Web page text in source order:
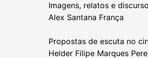
Imagens, relatos e
Alex Santana França
Propostas de escuta no
Helder Filipe Marques